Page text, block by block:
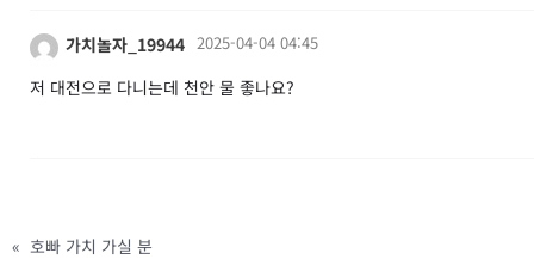
가치놀자_19944 2025-04-04 04:45
저 대전으로 다니는데 천안 물 좋나요?
« 호빠 가치 가실 분